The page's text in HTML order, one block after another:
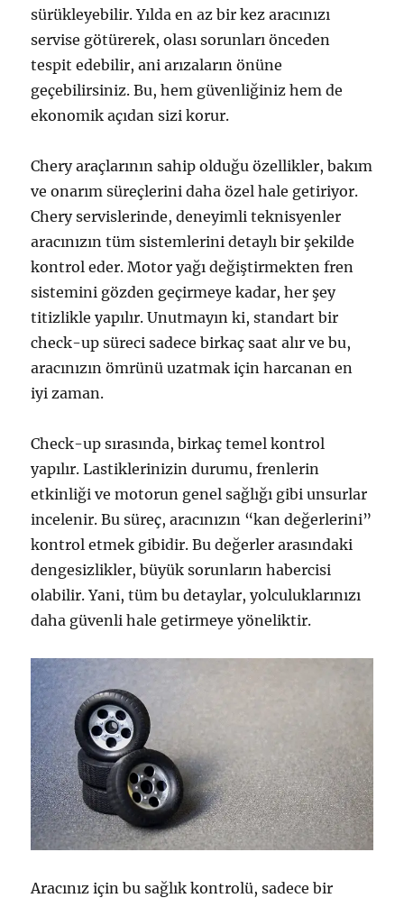
sürükleyebilir. Yılda en az bir kez aracınızı
servise götürerek, olası sorunları önceden
tespit edebilir, ani arızaların önüne
geçebilirsiniz. Bu, hem güvenliğiniz hem de
ekonomik açıdan sizi korur.
Chery araçlarının sahip olduğu özellikler, bakım
ve onarım süreçlerini daha özel hale getiriyor.
Chery servislerinde, deneyimli teknisyenler
aracınızın tüm sistemlerini detaylı bir şekilde
kontrol eder. Motor yağı değiştirmekten fren
sistemini gözden geçirmeye kadar, her şey
titizlikle yapılır. Unutmayın ki, standart bir
check-up süreci sadece birkaç saat alır ve bu,
aracınızın ömrünü uzatmak için harcanan en
iyi zaman.
Check-up sırasında, birkaç temel kontrol
yapılır. Lastiklerinizin durumu, frenlerin
etkinliği ve motorun genel sağlığı gibi unsurlar
incelenir. Bu süreç, aracınızın “kan değerlerini”
kontrol etmek gibidir. Bu değerler arasındaki
dengesizlikler, büyük sorunların habercisi
olabilir. Yani, tüm bu detaylar, yolculuklarınızı
daha güvenli hale getirmeye yöneliktir.
Aracınız için bu sağlık kontrolü, sadece bir